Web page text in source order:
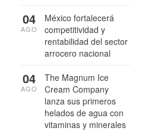
México fortalecerá
competitividad y
rentabilidad del sector
arrocero nacional
04
AGO
The Magnum Ice
Cream Company
lanza sus primeros
helados de agua con
vitaminas y minerales
04
AGO